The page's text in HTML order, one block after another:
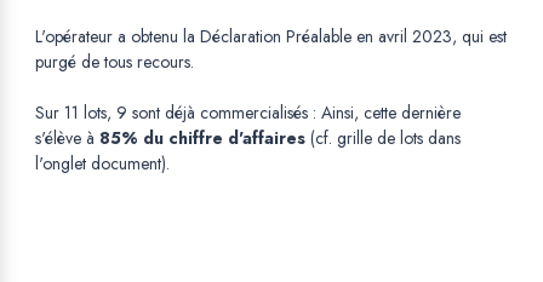
L'opérateur a obtenu la Déclaration Préalable en avril 2023, qui est
purgé de tous recours.
Sur 11 lots, 9 sont déjà commercialisés : Ainsi, cette dernière
s'élève à 85% du chiffre d'affaires (cf. grille de lots dans
l'onglet document).